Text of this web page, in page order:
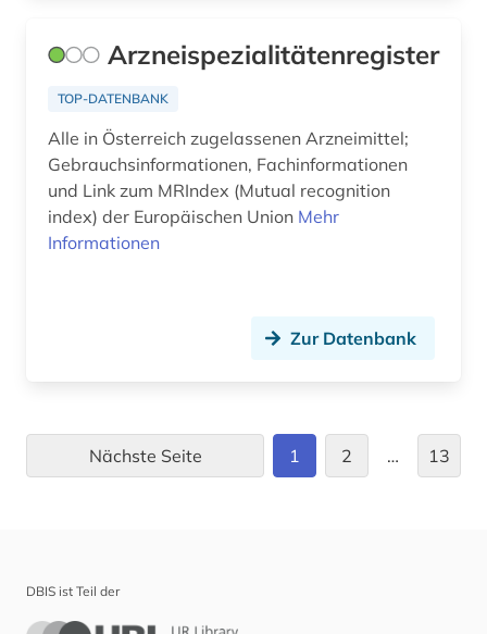
krankenpflege (3)
krankheit (4)
krebs (2)
krebs (1)
körper (1)
laborbuch (1)
laborheft (1)
Arzneispezialitätenregister
TOP-DATENBANK
Alle in Österreich zugelassenen Arzneimittel;
Gebrauchsinformationen, Fachinformationen
und Link zum MRIndex (Mutual recognition
index) der Europäischen Union Mehr
Informationen
Zur Datenbank
Nächste Seite 1 2 … 13
DBIS ist Teil der